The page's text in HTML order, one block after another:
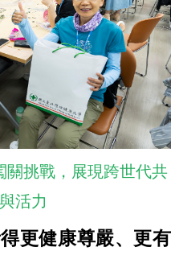
關挑戰，展現跨世代共
活力
更健康尊嚴、更有